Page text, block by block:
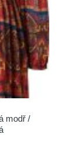
modř /